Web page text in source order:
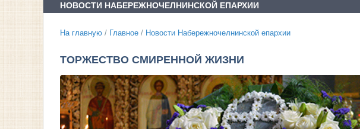
НОВОСТИ НАБЕРЕЖНОЧЕЛНИНСКОЙ ЕПАРХИИ
На главную / Главное / Новости Набережночелнинской епархии
ТОРЖЕСТВО СМИРЕННОЙ ЖИЗНИ